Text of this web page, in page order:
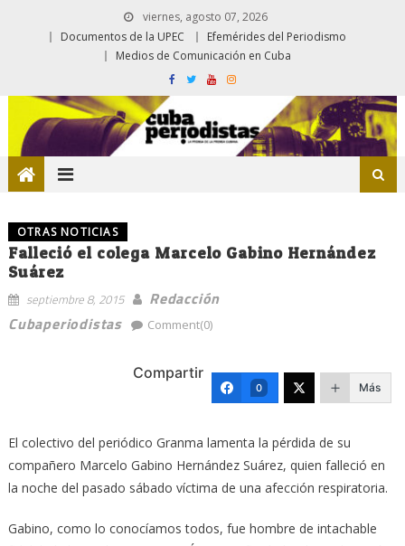
viernes, agosto 07, 2026
Documentos de la UPEC
Efemérides del Periodismo
Medios de Comunicación en Cuba
OTRAS NOTICIAS
Falleció el colega Marcelo Gabino Hernández
Suárez
septiembre 8, 2015
Redacción
Cubaperiodistas
Comment(0)
Compartir
0 Más
El colectivo del periódico Granma lamenta la pérdida de su
compañero Marcelo Gabino Hernández Suárez, quien falleció en
la noche del pasado sábado víctima de una afección respiratoria.
Gabino, como lo conocíamos todos, fue hombre de intachable